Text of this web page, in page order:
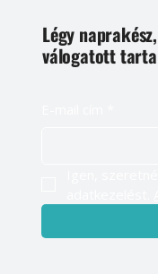
Légy
válogatott